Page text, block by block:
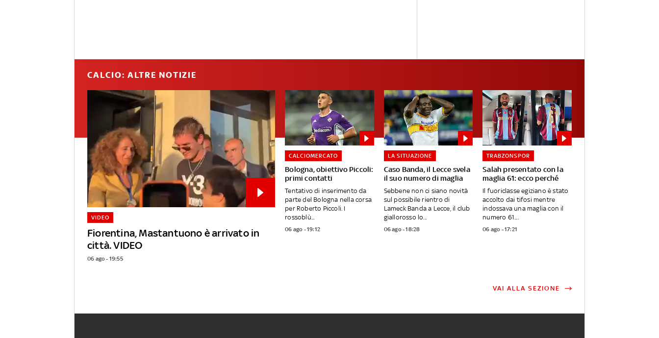
CALCIO: ALTRE NOTIZIE
Fiorentina, Mastantuono è arrivato in
città. VIDEO
VIDEO
06 ago - 19:55
Bologna, obiettivo Piccoli:
primi contatti
CALCIOMERCATO
Tentativo di inserimento da
parte del Bologna nella corsa
per Roberto Piccoli. I
rossoblù...
06 ago - 19:12
Caso Banda, il Lecce svela
il suo numero di maglia
LA SITUAZIONE
Sebbene non ci siano novità
sul possibile rientro di
Lameck Banda a Lecce, il club
giallorosso lo...
06 ago - 18:28
Salah presentato con la
maglia 61: ecco perché
TRABZONSPOR
Il fuoriclasse egiziano è stato
accolto dai tifosi mentre
indossava una maglia con il
numero 61....
06 ago - 17:21
VAI ALLA SEZIONE